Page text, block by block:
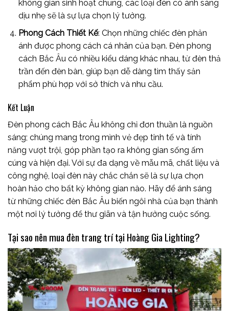
không gian sinh hoạt chung, các loại đèn có ánh sáng
dịu nhẹ sẽ là sự lựa chọn lý tưởng.
Phong Cách Thiết Kế: Chọn những chiếc đèn phản
ánh được phong cách cá nhân của bạn. Đèn phong
cách Bắc Âu có nhiều kiểu dáng khác nhau, từ đèn thả
trần đến đèn bàn, giúp bạn dễ dàng tìm thấy sản
phẩm phù hợp với sở thích và nhu cầu.
Kết Luận
Đèn phong cách Bắc Âu không chỉ đơn thuần là nguồn
sáng; chúng mang trong mình vẻ đẹp tinh tế và tính
năng vượt trội, góp phần tạo ra không gian sống ấm
cúng và hiện đại. Với sự đa dạng về mẫu mã, chất liệu và
công nghệ, loại đèn này chắc chắn sẽ là sự lựa chọn
hoàn hảo cho bất kỳ không gian nào. Hãy để ánh sáng
từ những chiếc đèn Bắc Âu biến ngôi nhà của bạn thành
một nơi lý tưởng để thư giãn và tận hưởng cuộc sống.
Tại sao nên mua đèn trang trí tại Hoàng Gia Lighting?